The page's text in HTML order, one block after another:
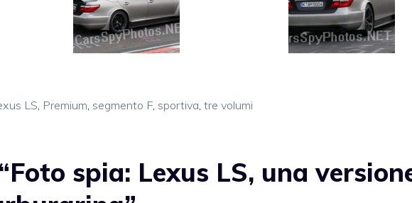
LS, Premium, segmento F, sportiva, tre volumi
spia: Lexus LS, una